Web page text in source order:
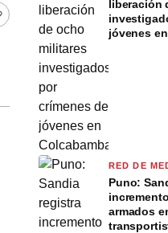
liberación
jóvenes
RED DE
Puno:
armados